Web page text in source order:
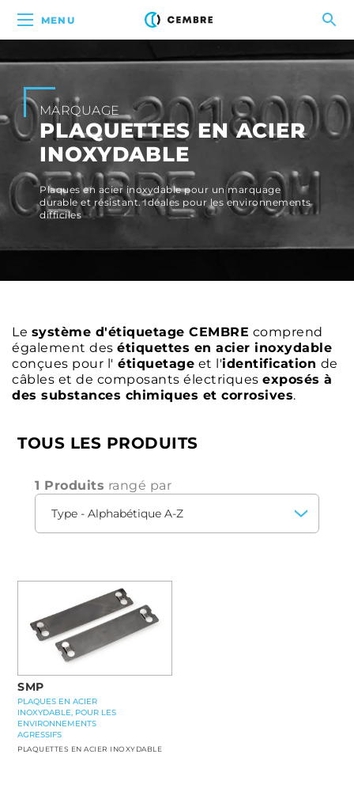
MENU
MARQUAGE
PLAQUETTES EN ACIER
INOXYDABLE
Plaques en acier inoxydable pour un marquage
durable et résistant. Idéales pour les environnements
difficiles
Le système d'étiquetage CEMBRE comprend
également des étiquettes en acier inoxydable
conçues pour l' étiquetage et l'identification de
câbles et de composants électriques exposés à
des substances chimiques et corrosives.
TOUS LES PRODUITS
1 Produits rangé par
SMP
PLAQUES EN ACIER
INOXYDABLE, POUR LES
ENVIRONNEMENTS
AGRESSIFS
PLAQUETTES EN ACIER INOXYDABLE